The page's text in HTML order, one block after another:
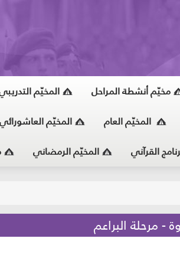
مخيّم أنشطة المراحل المخيّم
المخيّم العام المخيّم العاشورائي
القرآني المخيّم الرمضاني